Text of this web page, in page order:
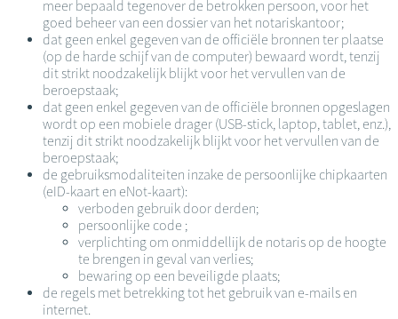
meer bepaald tegenover de betrokken persoon, voor het
goed beheer van een dossier van het notariskantoor;
dat geen enkel gegeven van de officiële bronnen ter plaatse
(op de harde schijf van de computer) bewaard wordt, tenzij
dit strikt noodzakelijk blijkt voor het vervullen van de
beroepstaak;
dat geen enkel gegeven van de officiële bronnen opgeslagen
wordt op een mobiele drager (USB-stick, laptop, tablet, enz.),
tenzij dit strikt noodzakelijk blijkt voor het vervullen van de
beroepstaak;
de gebruiksmodaliteiten inzake de persoonlijke chipkaarten
(eID-kaart en eNot-kaart):
verboden gebruik door derden;
persoonlijke code ;
verplichting om onmiddellijk de notaris op de hoogte
te brengen in geval van verlies;
bewaring op een beveiligde plaats;
de regels met betrekking tot het gebruik van e-mails en
internet.